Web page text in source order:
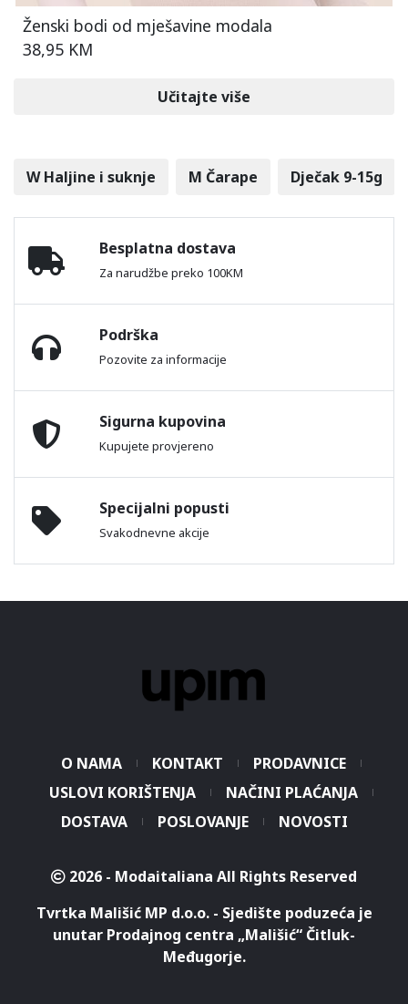
Ženski bodi od mješavine modala
38,95 KM
Učitajte više
W Haljine i suknje M Čarape Dječak 9-15g
Besplatna dostava
Za narudžbe preko 100KM
Podrška
Pozovite za informacije
Sigurna kupovina
Kupujete provjereno
Specijalni popusti
Svakodnevne akcije
O NAMA KONTAKT
PRODAVNICE
USLOVI KORIŠTENJA
NAČINI PLAĆANJA
DOSTAVA
POSLOVANJE NOVOSTI
2026 - Modaitaliana All Rights Reserved
Tvrtka Mališić MP d.o.o. - Sjedište poduzeća je
unutar Prodajnog centra „Mališić“ Čitluk-
Međugorje.